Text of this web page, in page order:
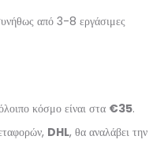
από 3-8 εργάσιμες
κόσμο είναι στα €35.
DHL, θα αναλάβει την